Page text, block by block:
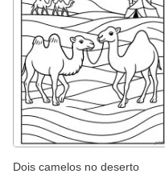
Dois camelos no deserto